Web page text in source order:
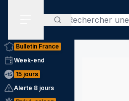
Rechercher
Bulletin France
Week-end
15 jours
Alerte 8 jours